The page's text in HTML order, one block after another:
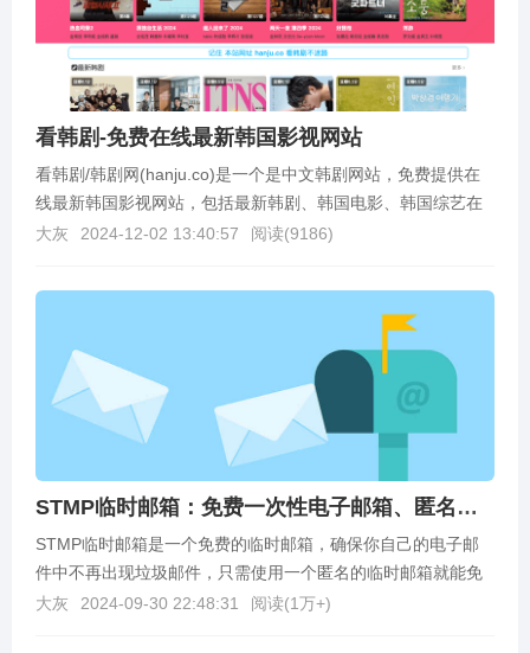
看韩剧-免费在线最新韩国影视网站
看韩剧/韩剧网(hanju.co)是一个是中文韩剧网站，免费提供在
线最新韩国影视网站，包括最新韩剧、韩国电影、韩国综艺在
线观看、韩剧排行榜等等，免注册即可在线观...
大灰 2024-12-02 13:40:57 阅读(9186)
STMP临时邮箱：免费一次性电子邮箱、匿名邮箱
STMP临时邮箱是一个免费的临时邮箱，确保你自己的电子邮
件中不再出现垃圾邮件，只需使用一个匿名的临时邮箱就能免
受垃圾邮件，机器人程序和钓鱼网站的攻击。什么是临时...
大灰 2024-09-30 22:48:31 阅读(1万+)